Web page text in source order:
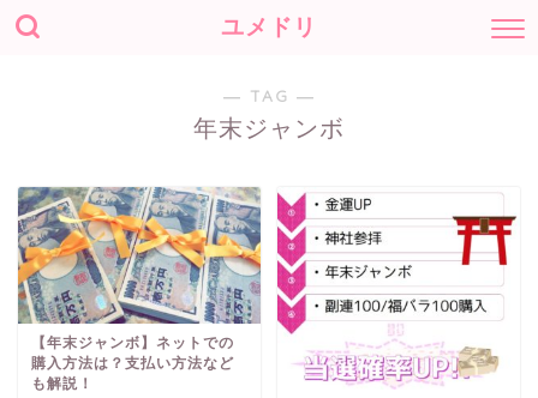
ユメドリ
― TAG ―
年末ジャンボ
【年末ジャンボ】ネットでの
購入方法は？支払い方法など
も解説！